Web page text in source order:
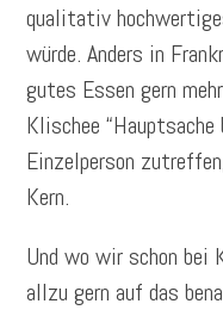
qualitativ
würde. Anders in
gutes Essen gern
Klischee
Einzelperson
Kern.
Und wo wir schon bei
allzu gern auf das